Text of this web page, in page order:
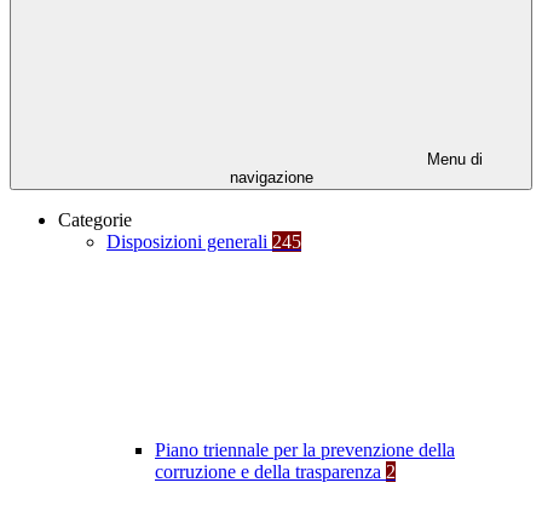
Menu di
navigazione
Categorie
Disposizioni generali 245
Piano triennale per la prevenzione della
corruzione e della trasparenza 2